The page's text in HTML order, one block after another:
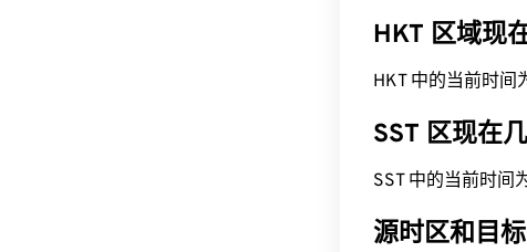
HKT 区域现
HKT 中的当前时
SST 区现在几
SST 中的当前时
源时区和目